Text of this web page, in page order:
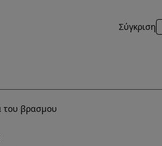
Σύγκριση
του βρασμου